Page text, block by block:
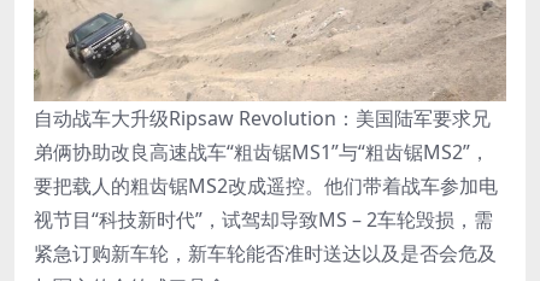
自动战车大升级Ripsaw Revolution：美国陆军要求兄
弟俩协助改良高速战车“粗齿锯MS1”与“粗齿锯MS2”，
要把载人的粗齿锯MS2改成遥控。他们带着战车参加电
视节目“科技新时代”，试驾却导致MS – 2车轮毁损，需
紧急订购新车轮，新车轮能否准时送达以及是否会危及